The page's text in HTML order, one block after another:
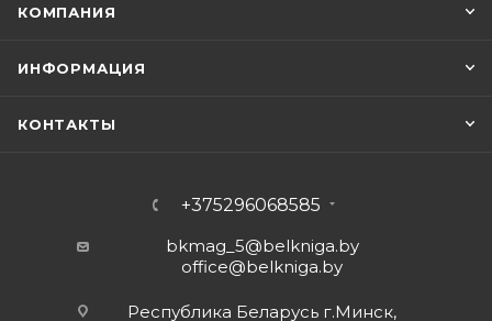
КОМПАНИЯ
ИНФОРМАЦИЯ
КОНТАКТЫ
+375296068585
bkmag_5@belkniga.by
office@belkniga.by
Республика Беларусь г.Минск,